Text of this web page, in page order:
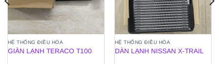
HỆ THỐNG ĐIỀU HÒA
GIÀN LẠNH TERACO T100
HỆ THỐNG ĐIỀU HÒA
DÀN LẠNH NISSAN X-TRAIL